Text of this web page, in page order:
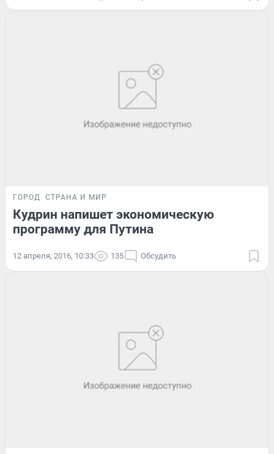
ГОРОД СТРАНА И МИР
Кудрин напишет экономическую
программу для Путина
12 апреля, 2016, 10:33 135 Обсудить